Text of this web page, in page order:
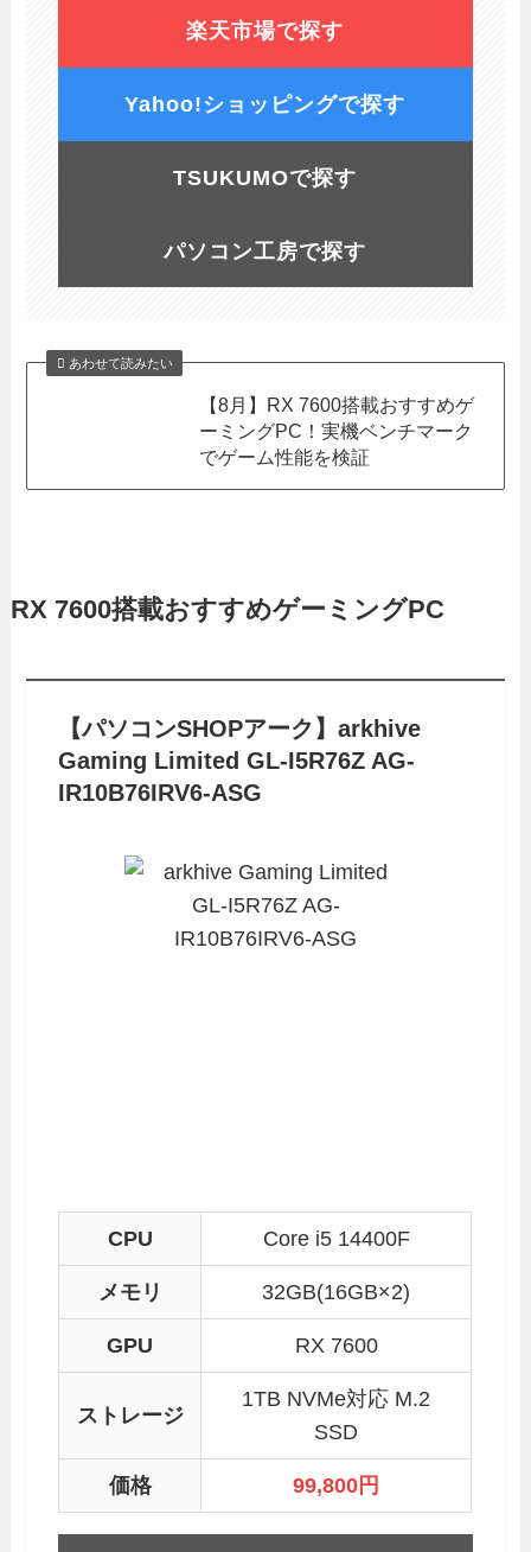
楽天市場で探す
Yahoo!ショッピングで探す
TSUKUMOで探す
パソコン工房で探す
あわせて読みたい
【8月】RX 7600搭載おすすめゲ
ーミングPC！実機ベンチマーク
でゲーム性能を検証
RX 7600搭載おすすめゲーミングPC
【パソコンSHOPアーク】arkhive
Gaming Limited GL-I5R76Z AG-
IR10B76IRV6-ASG
CPU Core i5 14400F
メモリ 32GB(16GB×2)
GPU RX 7600
ストレージ
1TB NVMe対応 M.2
SSD
価格 99,800 円